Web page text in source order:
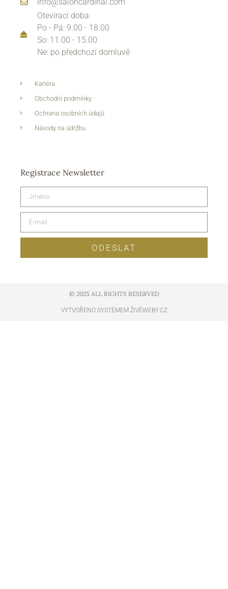
info@saloncardinal.com
Otevírací doba:
Po - Pá: 9.00 - 18.00
So: 11.00 - 15.00
Ne: po předchozí domluvě
Kariéra
Obchodní podmínky
Ochrana osobních údajů
Návody na údržbu
Registrace Newsletter
ODESLAT
© 2025 ALL RIGHTS RESERVED​
VYTVOŘENO SYSTÉMEM ŽIVÉWEBY.CZ